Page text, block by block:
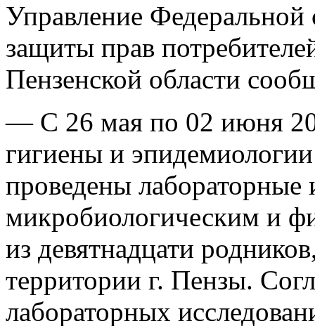
Управление
защиты прав
Пензенской области
— С 26 мая по 02 июня
гигиены и
проведены лабораторные
микробиологическим и
из девятнадцати
территории г. Пензы.
лабораторных